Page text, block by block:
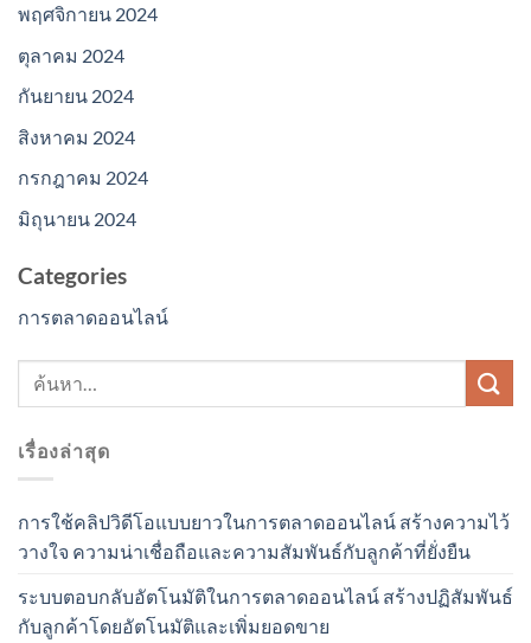
พฤศจิกายน 2024
ตุลาคม 2024
กันยายน 2024
สิงหาคม 2024
กรกฎาคม 2024
มิถุนายน 2024
Categories
การตลาดออนไลน์
เรื่องล่าสุด
การใช้คลิปวิดีโอแบบยาวในการตลาดออนไลน์ สร้างความไว้
วางใจ ความน่าเชื่อถือและความสัมพันธ์กับลูกค้าที่ยั่งยืน
ระบบตอบกลับอัตโนมัติในการตลาดออนไลน์ สร้างปฏิสัมพันธ์
กับลูกค้าโดยอัตโนมัติและเพิ่มยอดขาย